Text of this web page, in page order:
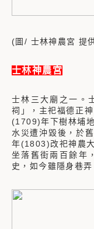
(圖/ 士林神農宮 提
士林神農宮
士林三大廟之一。
祠」，主祀福德正
(1709)年下樹林埔
水災遭沖毀後，於
年(1803)改祀神農
坐落舊街兩百餘年
史，如今雖隱身巷弄